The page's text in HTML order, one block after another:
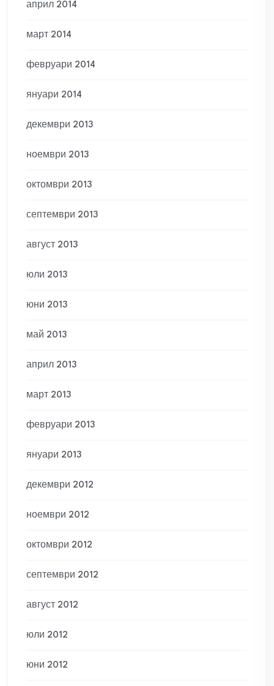
април 2014
март 2014
февруари 2014
януари 2014
декември 2013
ноември 2013
октомври 2013
септември 2013
август 2013
юли 2013
юни 2013
май 2013
април 2013
март 2013
февруари 2013
януари 2013
декември 2012
ноември 2012
октомври 2012
септември 2012
август 2012
юли 2012
юни 2012